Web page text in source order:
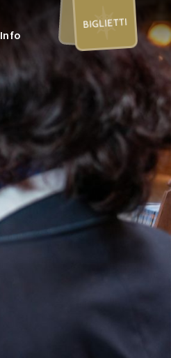
Info
BIGLIETTI